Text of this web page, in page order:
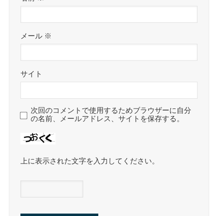
メール ※
サイト
次回のコメントで使用するためブラウザーに自分
の名前、メールアドレス、サイトを保存する。
上に表示された文字を入力してください。